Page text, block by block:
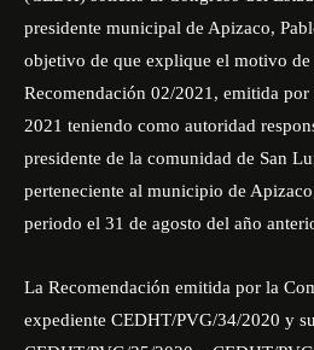
presidente municipal de Apizaco,
objetivo de que explique el motivo de
Recomendación 02/2021, emitida por
2021 teniendo como autoridad
presidente de la comunidad de San
perteneciente al municipio de
periodo el 31 de agosto del año
La Recomendación emitida por la
expediente CEDHT/PVG/34/2020 y